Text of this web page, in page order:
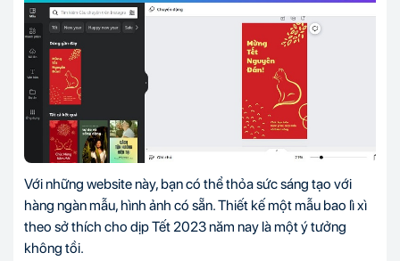
Với những website này, bạn có thể thỏa sức sáng tạo với
hàng ngàn mẫu, hình ảnh có sẵn. Thiết kế một mẫu bao lì xì
theo sở thích cho dịp Tết 2023 năm nay là một ý tưởng
không tồi.